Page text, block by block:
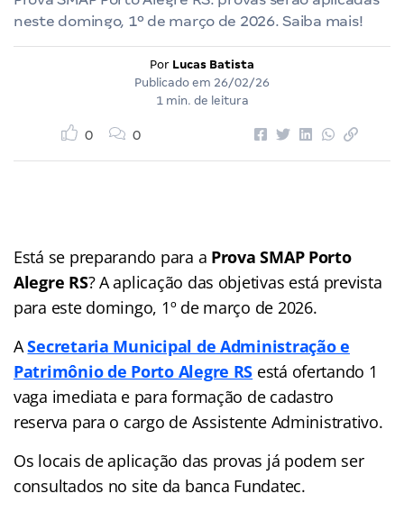
neste domingo, 1º de março de 2026. Saiba mais!
Por Lucas Batista
Publicado em 26/02/26
1 min. de leitura
0 0
Está se preparando para a Prova SMAP Porto
Alegre RS? A aplicação das objetivas está prevista
para este domingo, 1º de março de 2026.
ASecretaria Municipal de Administração e
Patrimônio de Porto Alegre RS está ofertando 1
vaga imediata e para formação de cadastro
reserva para o cargo de Assistente Administrativo.
Os locais de aplicação das provas já podem ser
consultados no site da banca Fundatec.